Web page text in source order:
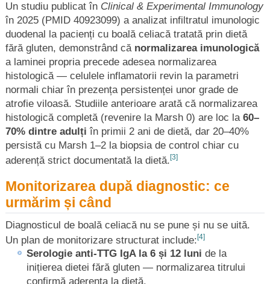
Un studiu publicat în Clinical & Experimental Immunology
în 2025 (PMID 40923099) a analizat infiltratul imunologic
duodenal la pacienți cu boală celiacă tratată prin dietă
fără gluten, demonstrând că normalizarea imunologică
a laminei propria precede adesea normalizarea
histologică — celulele inflamatorii revin la parametri
normali chiar în prezența persistenței unor grade de
atrofie viloasă. Studiile anterioare arată că normalizarea
histologică completă (revenire la Marsh 0) are loc la 60–
70% dintre adulți în primii 2 ani de dietă, dar 20–40%
persistă cu Marsh 1–2 la biopsia de control chiar cu
aderență strict documentată la dietă. [3]
Monitorizarea după diagnostic: ce
urmărim și când
Diagnosticul de boală celiacă nu se pune și nu se uită.
Un plan de monitorizare structurat include: [4]
Serologie anti-TTG IgA la 6 și 12 luni de la
inițierea dietei fără gluten — normalizarea titrului
confirmă aderența la dietă.